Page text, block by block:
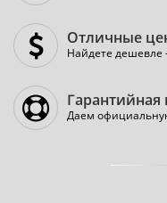
Отличные
Найдете дешевле
Даем